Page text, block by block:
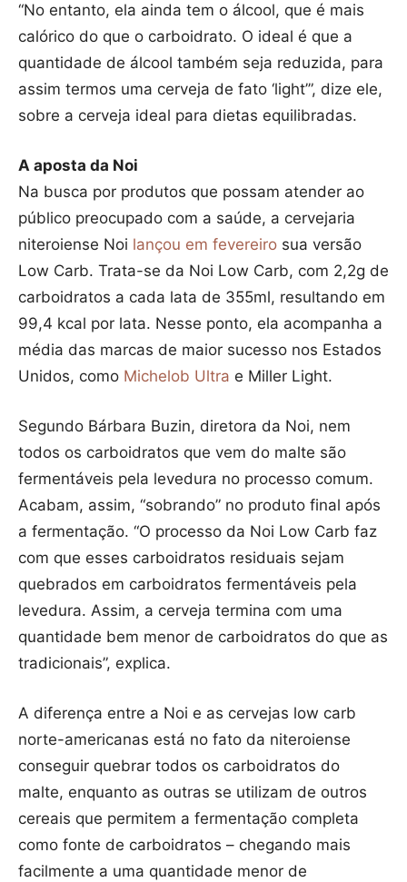
“No entanto, ela ainda tem o álcool, que é mais
calórico do que o carboidrato. O ideal é que a
quantidade de álcool também seja reduzida, para
assim termos uma cerveja de fato ‘light’”, dize ele,
sobre a cerveja ideal para dietas equilibradas.
A aposta da Noi
Na busca por produtos que possam atender ao
público preocupado com a saúde, a cervejaria
niteroiense Noi lançou em fevereiro sua versão
Low Carb. Trata-se da Noi Low Carb, com 2,2g de
carboidratos a cada lata de 355ml, resultando em
99,4 kcal por lata. Nesse ponto, ela acompanha a
média das marcas de maior sucesso nos Estados
Unidos, como Michelob Ultra e Miller Light.
Segundo Bárbara Buzin, diretora da Noi, nem
todos os carboidratos que vem do malte são
fermentáveis pela levedura no processo comum.
Acabam, assim, “sobrando” no produto final após
a fermentação. “O processo da Noi Low Carb faz
com que esses carboidratos residuais sejam
quebrados em carboidratos fermentáveis pela
levedura. Assim, a cerveja termina com uma
quantidade bem menor de carboidratos do que as
tradicionais”, explica.
A diferença entre a Noi e as cervejas low carb
norte-americanas está no fato da niteroiense
conseguir quebrar todos os carboidratos do
malte, enquanto as outras se utilizam de outros
cereais que permitem a fermentação completa
como fonte de carboidratos – chegando mais
facilmente a uma quantidade menor de